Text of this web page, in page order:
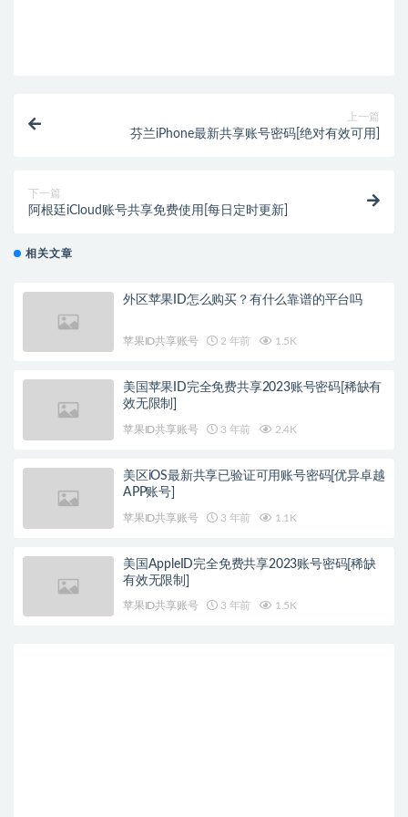
上一篇
芬兰iPhone最新共享账号密码[绝对有效可用]
下一篇
阿根廷iCloud账号共享免费使用[每日定时更新]
相关文章
外区苹果ID怎么购买？有什么靠谱的平台吗
苹果ID共享账号 2 年前 1.5K
美国苹果ID完全免费共享2023账号密码[稀缺有
效无限制]
苹果ID共享账号 3 年前 2.4K
美区iOS最新共享已验证可用账号密码[优异卓越
APP账号]
苹果ID共享账号 3 年前 1.1K
美国AppleID完全免费共享2023账号密码[稀缺
有效无限制]
苹果ID共享账号 3 年前 1.5K